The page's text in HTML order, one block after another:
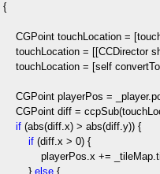
{
CGPoint touchLocation =
touchLocation = [[CCDirector
touchLocation = [self
CGPoint playerPos =
CGPoint diff =
if (abs(diff.x) > abs(diff.y)) {
if (diff.x > 0) {
playerPos.x +=
} else {